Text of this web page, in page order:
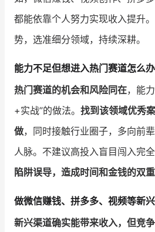
都能依靠个人努力实现收入提升
势，选准细分领域，持续深耕。
能力不足但想进入热门赛道怎么办
热门赛道的机会和风险同在，能
+实战”的做法。 找到该领域优秀
做，同时接触行业圈子，多向前
人脉。不建议高投入盲目闯入完全
陷阱误导，造成时间和金钱的双
做微信赚钱、拼多多、视频等新兴
新兴渠道确实能带来收入，但竞